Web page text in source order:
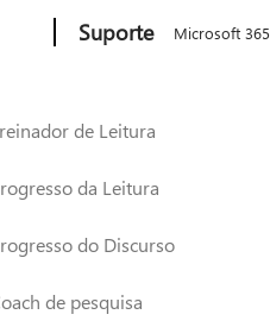
Suporte Microsoft 365
de Leitura
da Leitura
do Discurso
de pesquisa